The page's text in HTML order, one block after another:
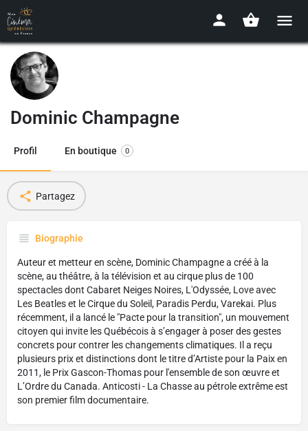
Dominic Champagne
Profil En boutique 0
Partagez
Biographie
Auteur et metteur en scène, Dominic Champagne a créé à la
scène, au théâtre, à la télévision et au cirque plus de 100
spectacles dont Cabaret Neiges Noires, L'Odyssée, Love avec
Les Beatles et le Cirque du Soleil, Paradis Perdu, Varekai. Plus
récemment, il a lancé le "Pacte pour la transition", un mouvement
citoyen qui invite les Québécois à s’engager à poser des gestes
concrets pour contrer les changements climatiques. Il a reçu
plusieurs prix et distinctions dont le titre d’Artiste pour la Paix en
2011, le Prix Gascon-Thomas pour l'ensemble de son œuvre et
L’Ordre du Canada. Anticosti - La Chasse au pétrole extrême est
son premier film documentaire.